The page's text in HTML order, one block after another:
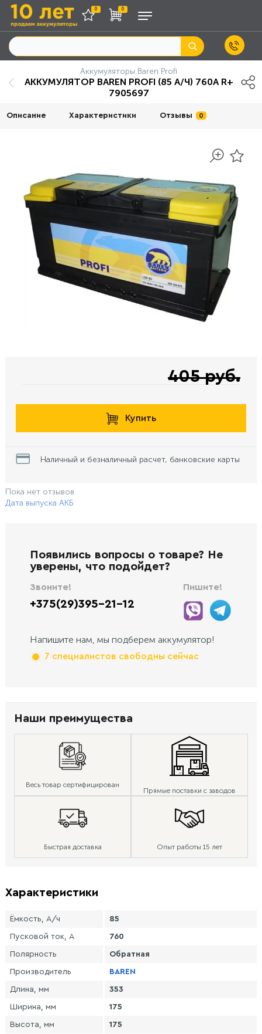
0 0
Аккумуляторы Baren Profi
АККУМУЛЯТОР BAREN PROFI (85 А/Ч) 760А R+
7905697
Описание Характеристики Отзывы 0
405 руб.
Купить
Наличный и безналичный расчет, банковские карты
Пока нет отзывов
Дата выпуска АКБ
Появились вопросы о товаре? Не
уверены, что подойдет?
Звоните!
+375(29)395-21-12
Пишите!
Напишите нам, мы подберем аккумулятор!
7 специалистов свободны сейчас
Наши преимущества
Весь товар сертифицирован
Прямые поставки с заводов
Быстрая доставка Опыт работы 15 лет
Характеристики
Ёмкость, А/ч 85
Пусковой ток, А 760
Полярность Обратная
Производитель BAREN
Длина, мм 353
Ширина, мм 175
Высота, мм 175